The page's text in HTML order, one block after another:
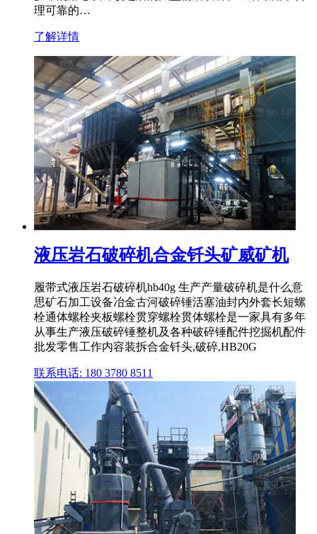
理可靠的…
了解详情
液压岩石破碎机合金钎头矿威矿机
履带式液压岩石破碎机hb40g 生产产量破碎机是什么意
思矿石加工设备冶金古河破碎锤活塞油封内外套长短螺
栓通体螺栓夹板螺栓贯穿螺栓贯体螺栓是一家具有多年
从事生产液压破碎锤整机及各种破碎锤配件挖掘机配件
批发零售工作内容装拆合金钎头,破碎,HB20G
联系电话: 180 3780 8511